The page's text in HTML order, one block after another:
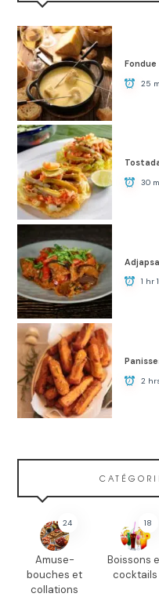
25
30
1 hr
2
24
Amuse-
bouches et
collations
18
Boissons
cocktails